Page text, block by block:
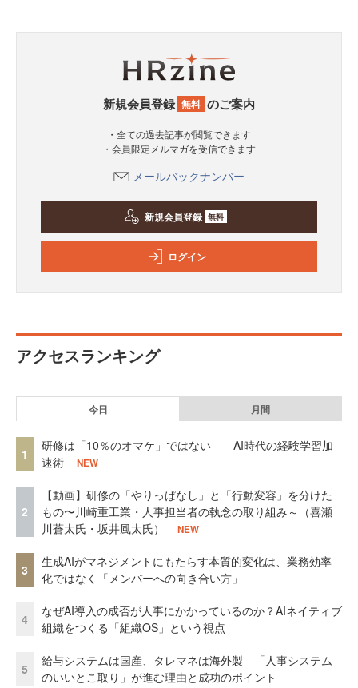
新規会員登録 無料 のご案内
・全ての過去記事が閲覧できます
・会員限定メルマガを受信できます
メールバックナンバー
新規会員登録 無料
ログイン
アクセスランキング
今日 月間
1
研修は「10％のオマケ」ではない——AI時代の経験学習加
速術
NEW
2
【動画】研修の「やりっぱなし」と「行動変容」を分けた
もの〜川崎重工業・人事担当者の執念の取り組み～（喜瀬
川蒼太氏・坂井風太氏）
NEW
3
生成AIがマネジメントにもたらす本質的変化は、業務効率
化ではなく「メンバーへの向き合い方」
4
なぜAI導入の成否が人事にかかっているのか？AIネイティブ
組織をつくる「組織OS」という視点
5
給与システムは国産、タレマネは海外製 「人事システム
のいいとこ取り」が進む理由と成功のポイント